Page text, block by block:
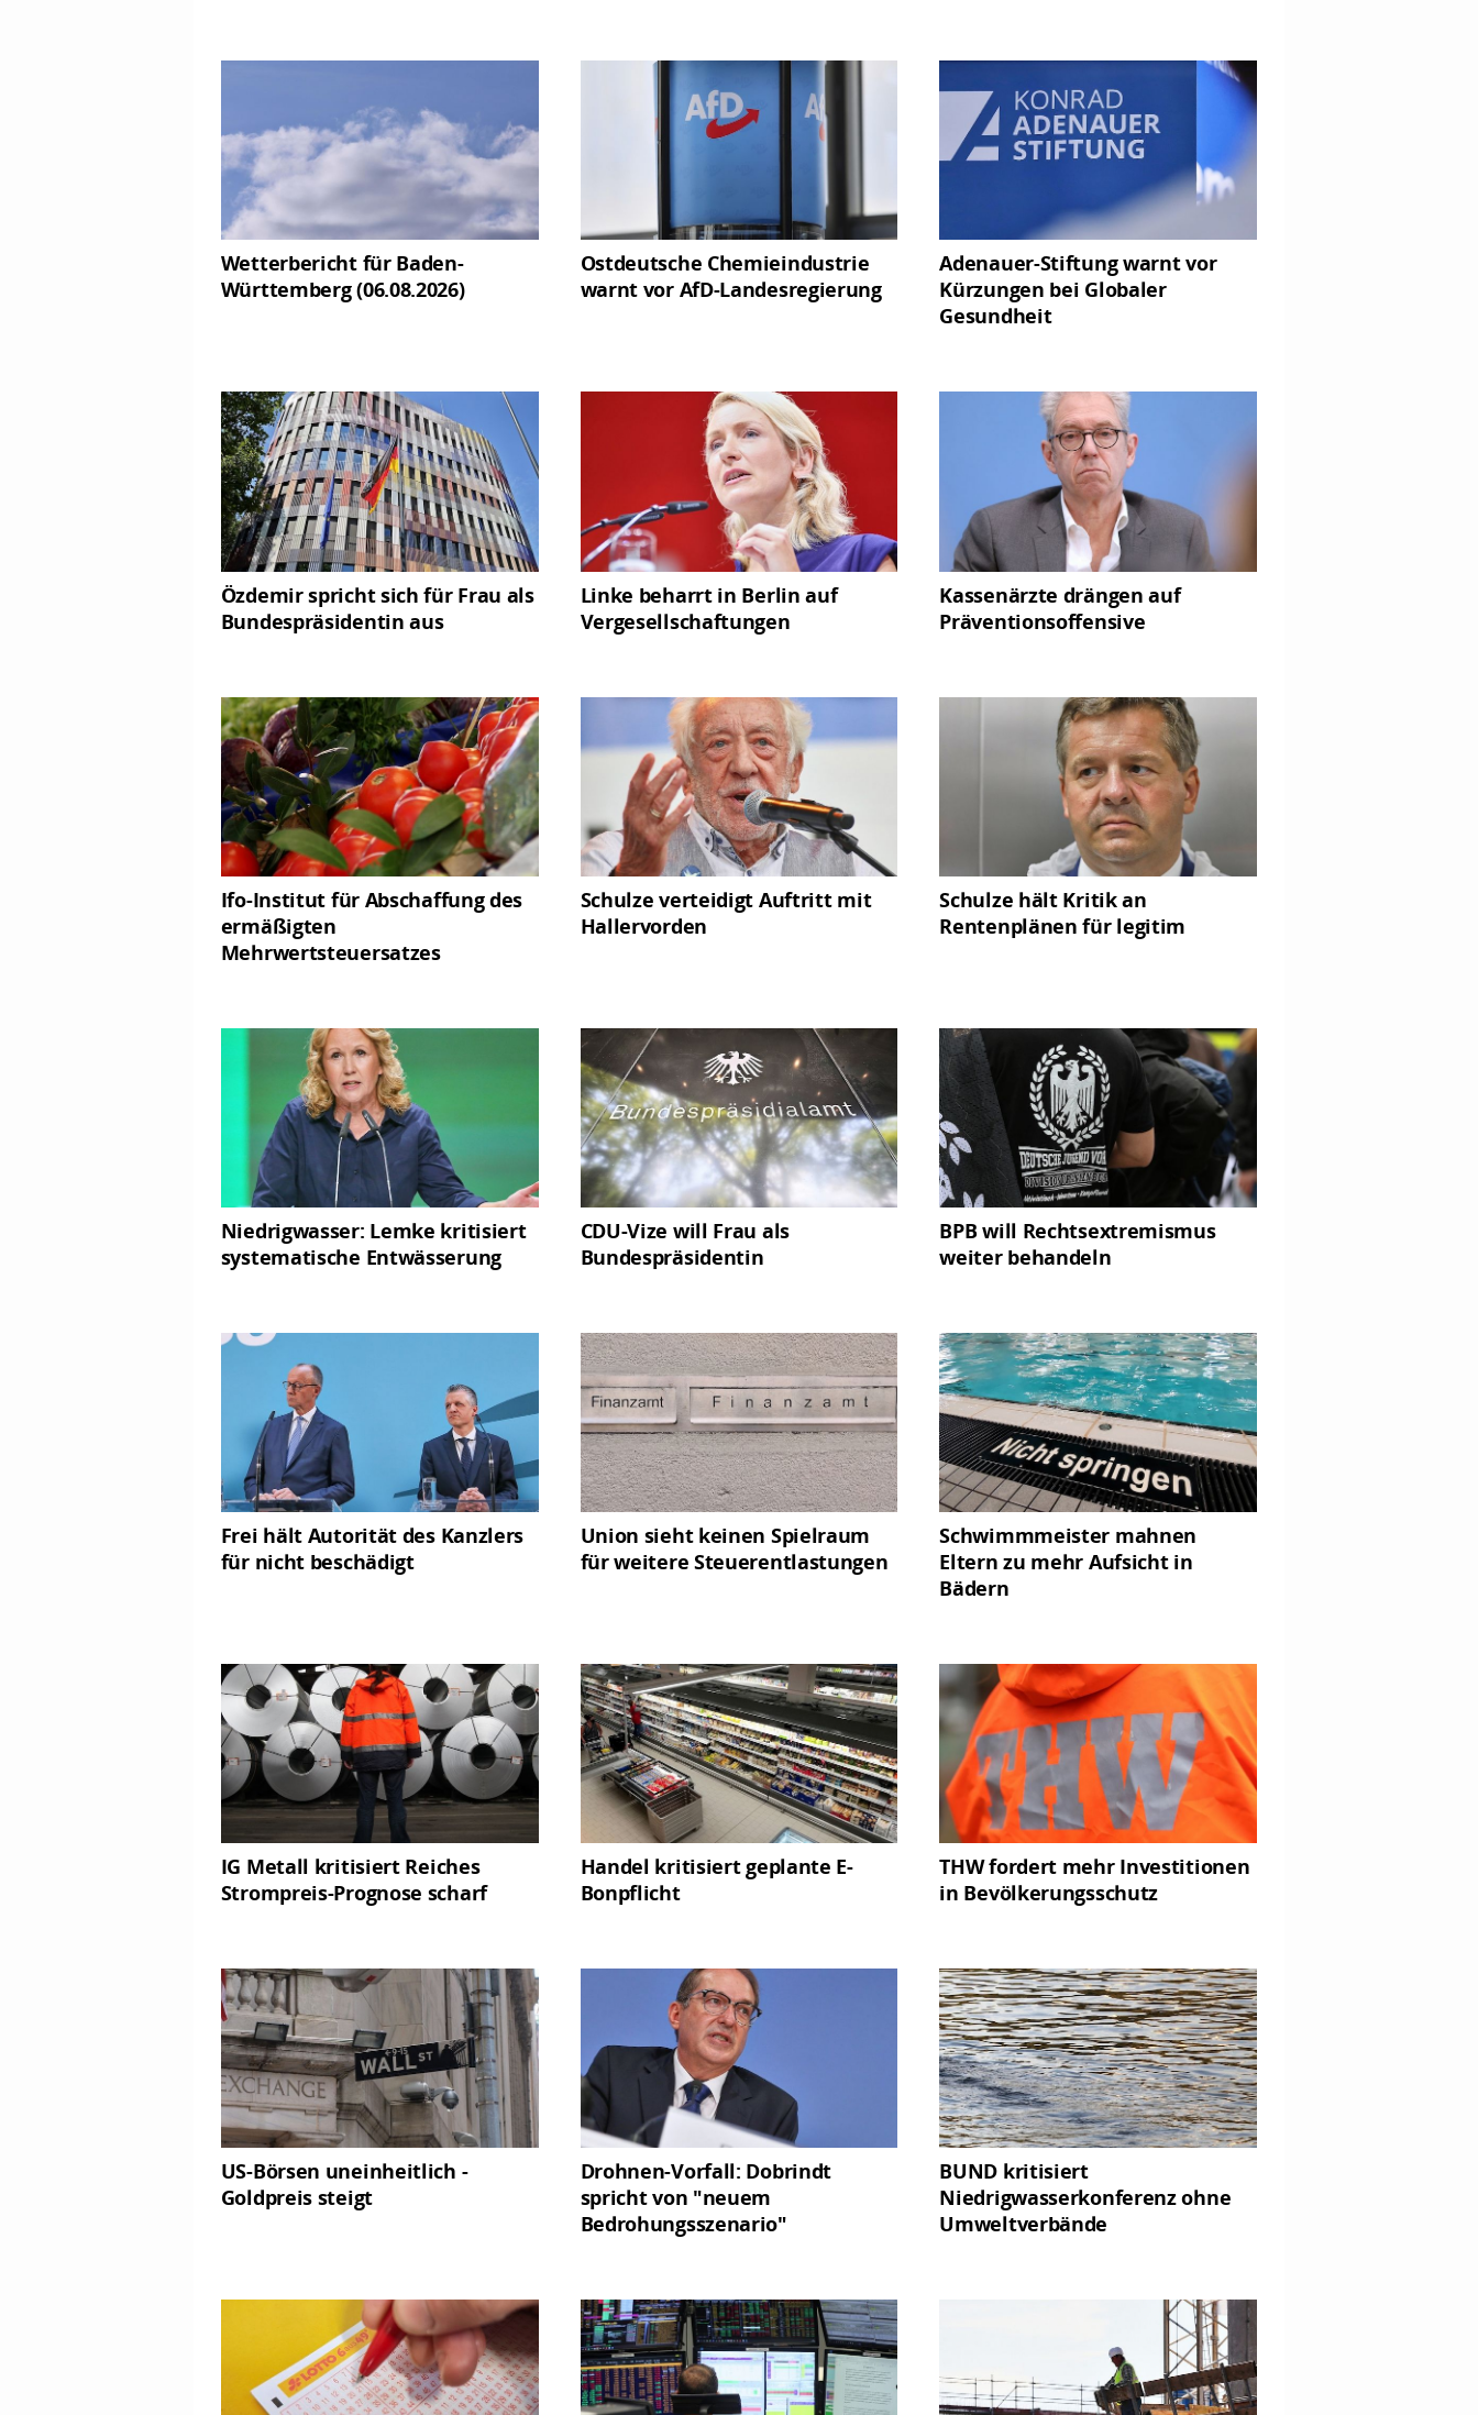
Wetterbericht für Baden-
Württemberg (06.08.2026)
Ostdeutsche Chemieindustrie
warnt vor AfD-Landesregierung
Adenauer-Stiftung warnt vor
Kürzungen bei Globaler
Gesundheit
Özdemir spricht sich für Frau als
Bundespräsidentin aus
Linke beharrt in Berlin auf
Vergesellschaftungen
Kassenärzte drängen auf
Präventionsoffensive
Ifo-Institut für Abschaffung des
ermäßigten
Mehrwertsteuersatzes
Schulze verteidigt Auftritt mit
Hallervorden
Schulze hält Kritik an
Rentenplänen für legitim
Niedrigwasser: Lemke kritisiert
systematische Entwässerung
CDU-Vize will Frau als
Bundespräsidentin
BPB will Rechtsextremismus
weiter behandeln
Frei hält Autorität des Kanzlers
für nicht beschädigt
Union sieht keinen Spielraum
für weitere Steuerentlastungen
Schwimmmeister mahnen
Eltern zu mehr Aufsicht in
Bädern
IG Metall kritisiert Reiches
Strompreis-Prognose scharf
Handel kritisiert geplante E-
Bonpflicht
THW fordert mehr Investitionen
in Bevölkerungsschutz
US-Börsen uneinheitlich -
Goldpreis steigt
Drohnen-Vorfall: Dobrindt
spricht von "neuem
Bedrohungsszenario"
BUND kritisiert
Niedrigwasserkonferenz ohne
Umweltverbände